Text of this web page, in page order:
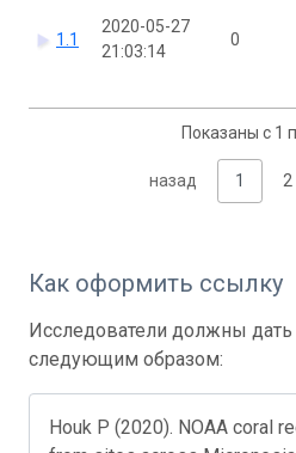
1.1
2020-05-27
21:03:14
0
Показаны с 1
назад 1 2
Как оформить ссылку
Исследователи должны дать
следующим образом:
Houk P (2020). NOAA coral